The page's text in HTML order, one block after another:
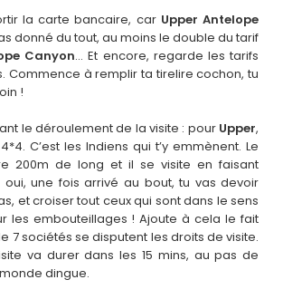
la carte bancaire, car Upper Antelope
donné du tout, au moins le double du tarif
Canyon… Et encore, regarde les tarifs
Commence à remplir ta tirelire cochon, tu
!
le déroulement de la visite : pour Upper,
C’est les Indiens qui t’y emmènent. Le
200m de long et il se visite en faisant
oui, une fois arrivé au bout, tu vas devoir
et croiser tout ceux qui sont dans le sens
les embouteillages ! Ajoute à cela le fait
7 sociétés se disputent les droits de visite.
va durer dans les 15 mins, au pas de
dingue.